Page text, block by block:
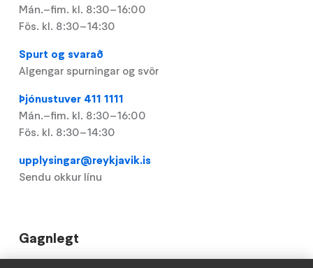
Mán.–fim. kl. 8:30–16:00
Fös. kl. 8:30–14:30
Spurt og svarað
Algengar spurningar og svör
Þjónustuver 411 1111
Mán.–fim. kl. 8:30–16:00
Fös. kl. 8:30–14:30
upplysingar@reykjavik.is
Sendu okkur línu
Gagnlegt